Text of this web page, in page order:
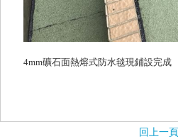
4mm礦石面熱熔式防水毯現鋪設完成
回上一頁